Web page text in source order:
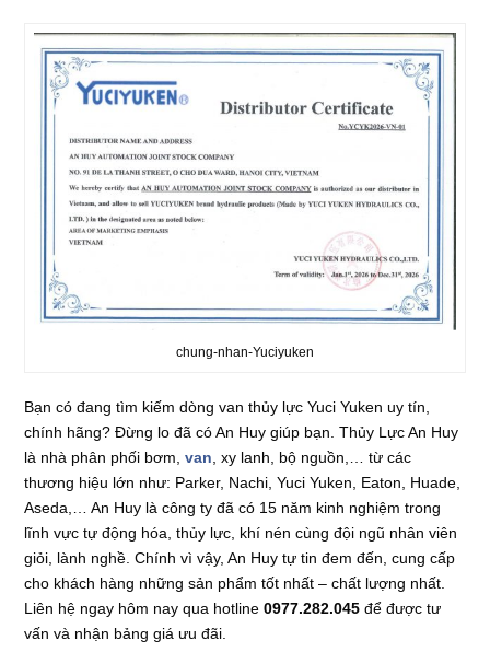
chung-nhan-Yuciyuken
Bạn có đang tìm kiếm dòng van thủy lực Yuci Yuken uy tín,
chính hãng? Đừng lo đã có An Huy giúp bạn. Thủy Lực An Huy
là nhà phân phối bơm,van, xy lanh, bộ nguồn,… từ các
thương hiệu lớn như: Parker, Nachi, Yuci Yuken, Eaton, Huade,
Aseda,… An Huy là công ty đã có 15 năm kinh nghiệm trong
lĩnh vực tự động hóa, thủy lực, khí nén cùng đội ngũ nhân viên
giỏi, lành nghề. Chính vì vậy, An Huy tự tin đem đến, cung cấp
cho khách hàng những sản phẩm tốt nhất – chất lượng nhất.
Liên hệ ngay hôm nay qua hotline0977.282.045 để được tư
vấn và nhận bảng giá ưu đãi.